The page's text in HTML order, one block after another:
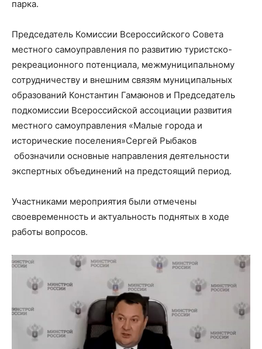
парка.
Председатель Комиссии Всероссийского Совета
местного самоуправления по развитию туристско-
рекреационного потенциала, межмуниципальному
сотрудничеству и внешним связям муниципальных
образований Константин Гамаюнов и Председатель
подкомиссии Всероссийской ассоциации развития
местного самоуправления «Малые города и
исторические поселения»Сергей Рыбаков
обозначили основные направления деятельности
экспертных объединений на предстоящий период.
Участниками мероприятия были отмечены
своевременность и актуальность поднятых в ходе
работы вопросов.